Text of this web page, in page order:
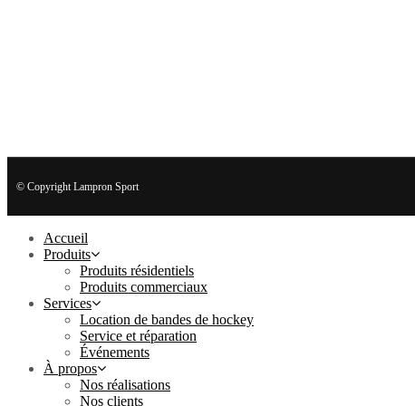
© Copyright Lampron Sport
Accueil
Produits
Produits résidentiels
Produits commerciaux
Services
Location de bandes de hockey
Service et réparation
Événements
À propos
Nos réalisations
Nos clients